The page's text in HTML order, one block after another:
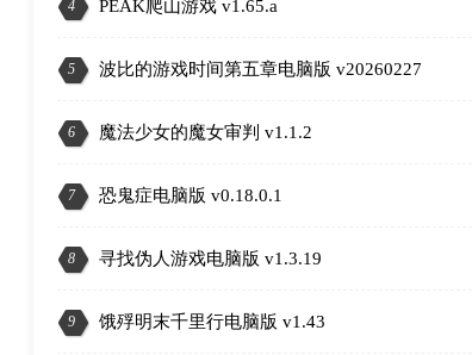
4 PEAK爬山游戏 v1.65.a
5 波比的游戏时间第五章电脑版 v20260227
6 魔法少女的魔女审判 v1.1.2
7 恐鬼症电脑版 v0.18.0.1
8 寻找伪人游戏电脑版 v1.3.19
9 饿殍明末千里行电脑版 v1.43